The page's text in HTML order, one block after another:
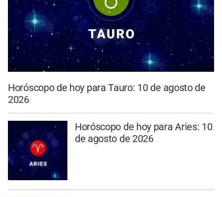
Horóscopo de hoy para Tauro: 10 de agosto de
2026
Horóscopo de hoy para Aries: 10
de agosto de 2026